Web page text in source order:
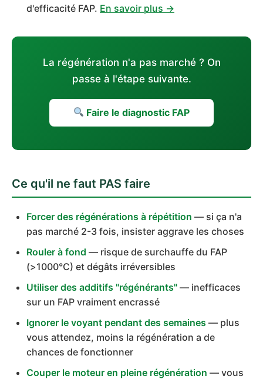
d'efficacité FAP. En savoir plus →
La régénération n'a pas marché ? On
passe à l'étape suivante.
Faire le diagnostic FAP
Ce qu'il ne faut PAS faire
Forcer des régénérations à répétition — si ça n'a
pas marché 2-3 fois, insister aggrave les choses
Rouler à fond — risque de surchauffe du FAP
(>1000°C) et dégâts irréversibles
Utiliser des additifs "régénérants" — inefficaces
sur un FAP vraiment encrassé
Ignorer le voyant pendant des semaines — plus
vous attendez, moins la régénération a de
chances de fonctionner
Couper le moteur en pleine régénération — vous